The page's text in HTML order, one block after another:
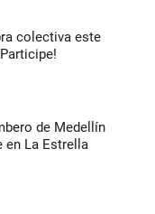
colectiva este
de Medellín
en La Estrella